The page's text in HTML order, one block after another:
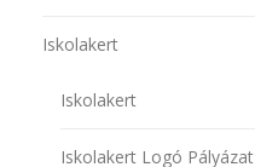
Iskolakert
Iskolakert
Iskolakert Logó Pályázat